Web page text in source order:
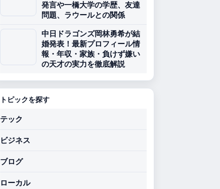
発言や一橋大学の学歴、友達
問題、ラウールとの関係
中日ドラゴンズ岡林勇希が結
婚発表！最新プロフィール情
報・年収・家族・負けず嫌い
の天才の実力を徹底解説
トピックを探す
テック
ビジネス
ブログ
ローカル